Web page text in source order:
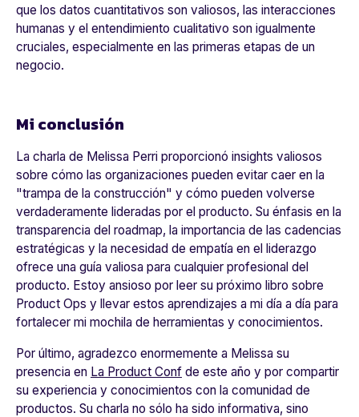
que los datos cuantitativos son valiosos, las interacciones
humanas y el entendimiento cualitativo son igualmente
cruciales, especialmente en las primeras etapas de un
negocio.
Mi conclusión
La charla de Melissa Perri proporcionó insights valiosos
sobre cómo las organizaciones pueden evitar caer en la
"trampa de la construcción" y cómo pueden volverse
verdaderamente lideradas por el producto. Su énfasis en la
transparencia del roadmap, la importancia de las cadencias
estratégicas y la necesidad de empatía en el liderazgo
ofrece una guía valiosa para cualquier profesional del
producto. Estoy ansioso por leer su próximo libro sobre
Product Ops y llevar estos aprendizajes a mi día a día para
fortalecer mi mochila de herramientas y conocimientos.
Por último, agradezco enormemente a Melissa su
presencia en La Product Conf de este año y por compartir
su experiencia y conocimientos con la comunidad de
productos. Su charla no sólo ha sido informativa, sino